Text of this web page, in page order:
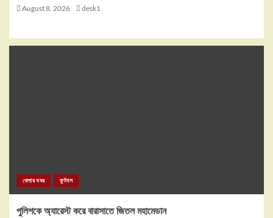
August 8, 2026 desk1
খেলার খবর ফুটবল
পুলিশকে অ্যারেস্ট করে বারাসাতে জিতল মহামেডান